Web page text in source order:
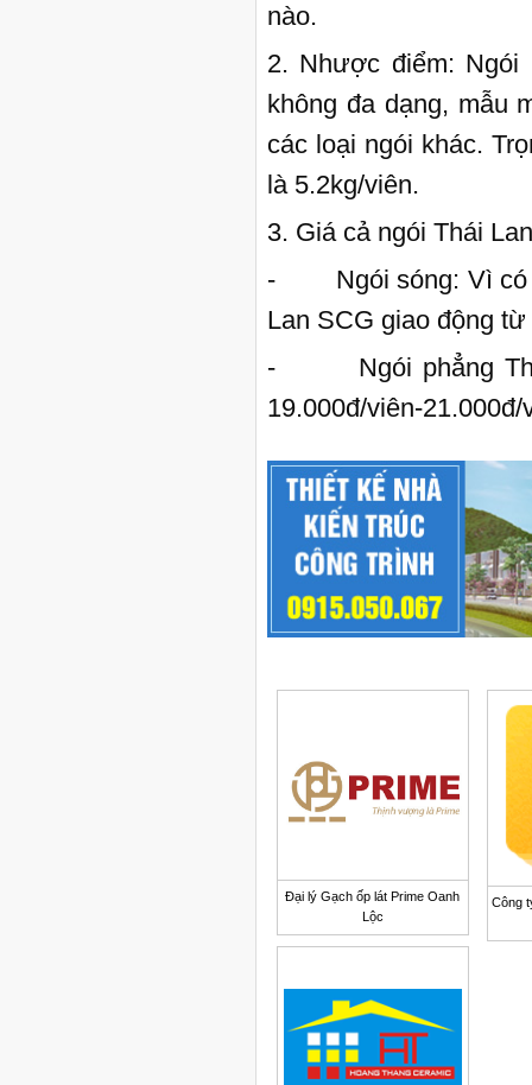
nào.
2. Nhược điểm:
không đa dạng, mẫu
các loại ngói khác.
là 5.2kg/viên.
3. Giá cả ngói Thái
- Ngói sóng: Vì có
Lan SCG giao động
- Ngói phẳng Thái
19.000đ/viên-21.000đ/
Đại lý Gạch ốp lát Prime Oanh
Lộc
Công